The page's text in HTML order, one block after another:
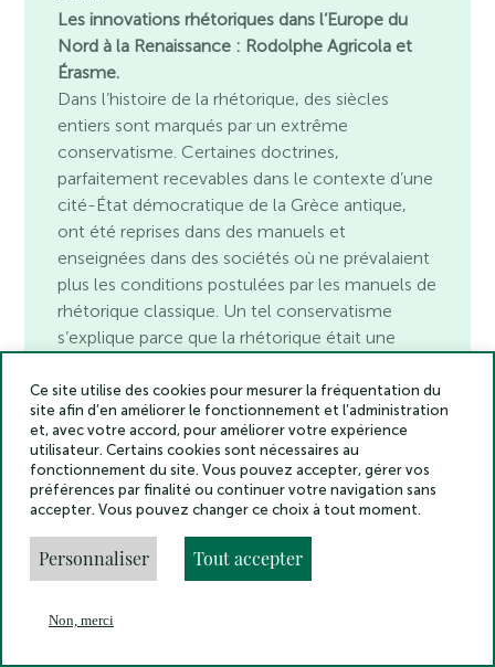
Menu
Les innovations rhétoriques dans l’Europe du
Nord à la Renaissance : Rodolphe Agricola et
Érasme.
Dans l’histoire de la rhétorique, des siècles
entiers sont marqués par un extrême
conservatisme. Certaines doctrines,
parfaitement recevables dans le contexte d’une
cité-État démocratique de la Grèce antique,
ont été reprises dans des manuels et
enseignées dans des sociétés où ne prévalaient
plus les conditions postulées par les manuels de
rhétorique classique. Un tel conservatisme
s’explique parce que la rhétorique était une
complexe. Son enseignement embrassait dans
un système cohérent une grande variété de
sujets – par exemple la présentation de soi, les
stratégies du discours argumentatif, les
structures de phrase, la manière de produire des
émotions, le bon usage de la voix et de la
gestuelle. On ne doit pas s’étonner s’il a
longtemps semblé plus sage, dans de telles
d’enseignement aussi efficace que complexe.
Ce site utilise des cookies pour mesurer la fréquentation du
site afin d’en améliorer le fonctionnement et l’administration
et, avec votre accord, pour améliorer votre expérience
utilisateur. Certains cookies sont nécessaires au
fonctionnement du site. Vous pouvez accepter, gérer vos
préférences par finalité ou continuer votre navigation sans
accepter. Vous pouvez changer ce choix à tout moment.
Personnaliser Tout accepter
Non, merci